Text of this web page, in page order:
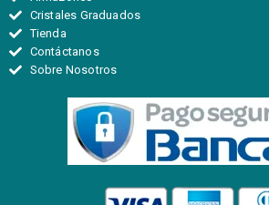
Cristales Graduados
Tienda
Contáctanos
Sobre Nosotros